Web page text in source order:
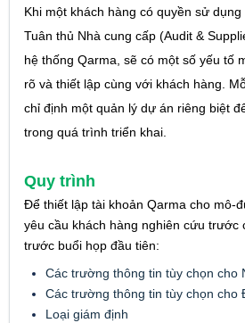
Khi một khách hàng có quyền sử
Tuân thủ Nhà cung cấp (Audit &
hệ thống Qarma, sẽ có một số yếu tố
rõ và thiết lập cùng với khách hàng.
chỉ định một quản lý dự án riêng biệt
trong quá trình triển khai.
Quy trình
Để thiết lập tài khoản Qarma cho mô-
yêu cầu khách hàng nghiên cứu trước
trước buổi họp đầu tiên:
Các trường thông tin tùy chọn cho
Các trường thông tin tùy chọn cho
Loại giám định